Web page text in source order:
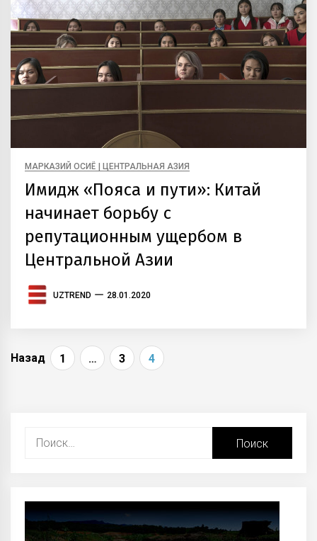
МАРКАЗИЙ ОСИЁ | ЦЕНТРАЛЬНАЯ АЗИЯ
Имидж «Пояса и пути»: Китай
начинает борьбу с
репутационным ущербом в
Центральной Азии
UZTREND 28.01.2020
Навигация
Назад 1 … 3 4
Найти: